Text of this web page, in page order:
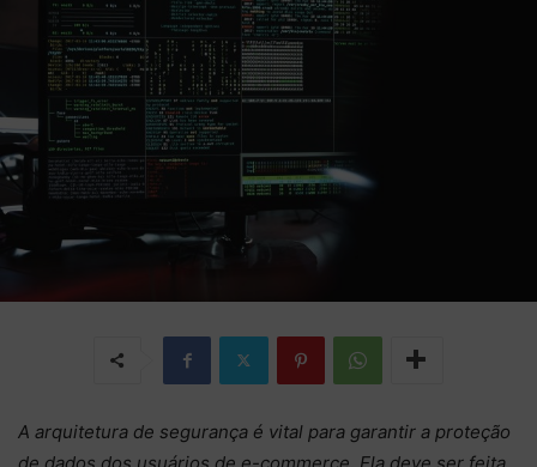
A arquitetura de segurança é vital para garantir a proteção